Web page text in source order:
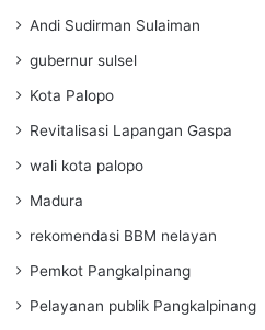
Andi Sudirman Sulaiman
gubernur sulsel
Kota Palopo
Revitalisasi Lapangan Gaspa
wali kota palopo
Madura
rekomendasi BBM nelayan
Pemkot Pangkalpinang
Pelayanan publik Pangkalpinang